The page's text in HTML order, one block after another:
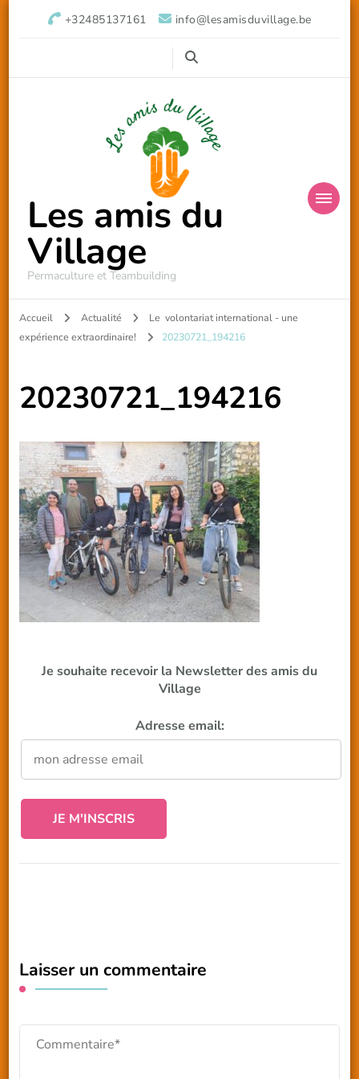
+32485137161 info@lesamisduvillage.be
Les amis du
Village
Permaculture et Teambuilding
Accueil Actualité
Le volontariat international - une
expérience extraordinaire!
20230721_194216
20230721_194216
Je souhaite recevoir la Newsletter des amis du
Village
Adresse email:
Laisser un commentaire